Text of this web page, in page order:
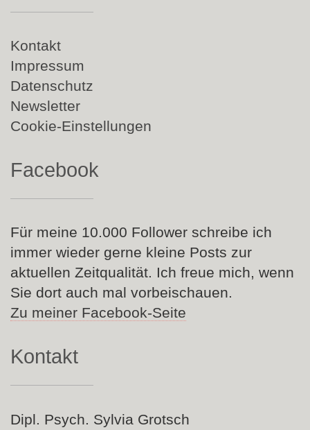
Navigation
überspringen
Kontakt
Impressum
Datenschutz
Newsletter
Cookie-Einstellungen
Facebook
Für meine 10.000 Follower schreibe ich
immer wieder gerne kleine Posts zur
aktuellen Zeitqualität. Ich freue mich, wenn
Sie dort auch mal vorbeischauen.
Zu meiner Facebook-Seite
Kontakt
Dipl. Psych. Sylvia Grotsch